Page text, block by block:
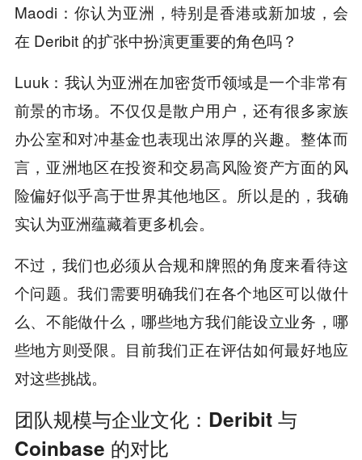
Maodi：你认为亚洲，特别是香港或新加坡，会
在 Deribit 的扩张中扮演更重要的角色吗？
Luuk：我认为亚洲在加密货币领域是一个非常有
前景的市场。不仅仅是散户用户，还有很多家族
办公室和对冲基金也表现出浓厚的兴趣。整体而
言，亚洲地区在投资和交易高风险资产方面的风
险偏好似乎高于世界其他地区。所以是的，我确
实认为亚洲蕴藏着更多机会。
不过，我们也必须从合规和牌照的角度来看待这
个问题。我们需要明确我们在各个地区可以做什
么、不能做什么，哪些地方我们能设立业务，哪
些地方则受限。目前我们正在评估如何最好地应
对这些挑战。
团队规模与企业文化：Deribit 与
Coinbase 的对比